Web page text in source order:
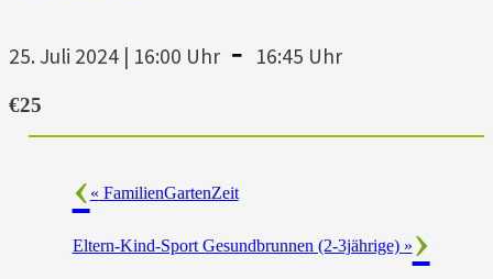
25. Juli 2024 | 16:00 Uhr - 16:45 Uhr
€25
« FamilienGartenZeit
Eltern-Kind-Sport Gesundbrunnen (2-3jährige) »